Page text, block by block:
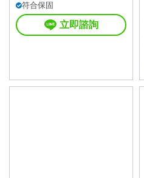
符合保固
立即諮詢